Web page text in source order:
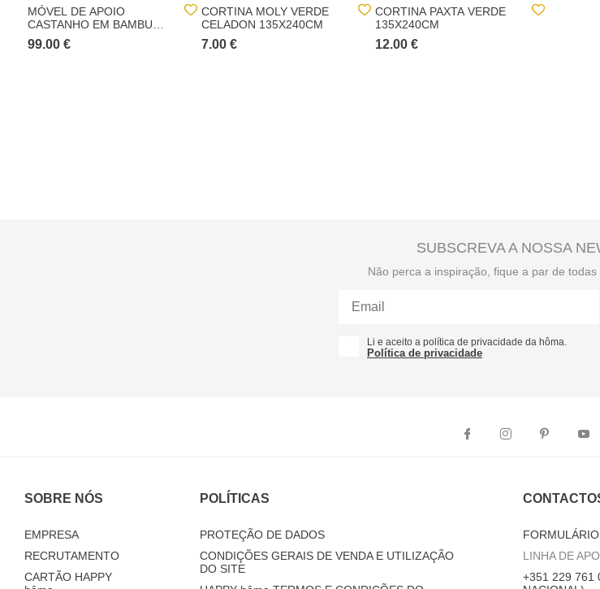
MÓVEL DE APOIO
CASTANHO EM BAMBU
COM 3 PRATELEIRAS
99.00 €
CORTINA MOLY VERDE
CELADON 135X240CM
7.00 €
CORTINA PAXTA VERDE
135X240CM
12.00 €
SUBSCREVA A NOSSA
Não perca a inspiração, fique a par de
Li e aceito a política de privacidade da hôma.
Política de privacidade
SOBRE NÓS
EMPRESA
RECRUTAMENTO
CARTÃO HAPPY
POLÍTICAS
PROTEÇÃO DE DADOS
CONDIÇÕES GERAIS DE VENDA E UTILIZAÇÃO
DO SITE
LINHA DE
+351 229 761